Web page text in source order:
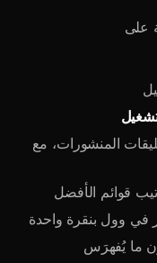
على
المنشورات، مع
قوائم الأفضل
في وول بنقرة واحدة
ما يُفهرَس